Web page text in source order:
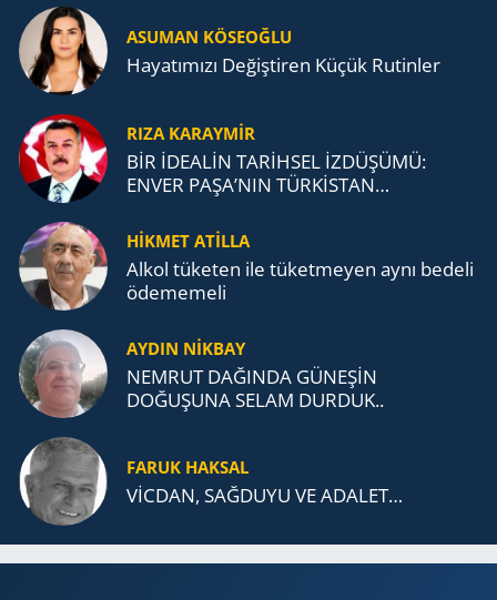
ASUMAN KÖSEOĞLU
Ha­ya­tı­mı­zı De­ğiş­ti­ren Küçük Ru­tin­ler
RIZA KARAYMIR
BİR İDEALİN TARİHSEL İZDÜŞÜMÜ:
ENVER PAŞA’NIN TÜRKİSTAN
TEŞKİLATI’NA UZANAN MİRASI
HİKMET ATİLLA
Alkol tü­ke­ten ile tü­ket­me­yen aynı be­de­li
öde­me­me­li
AYDIN NİKBAY
NEMRUT DAĞINDA GÜNEŞİN
DOĞUŞUNA SELAM DURDUK..
FARUK HAKSAL
VİCDAN, SAĞ­DU­YU VE ADA­LET…